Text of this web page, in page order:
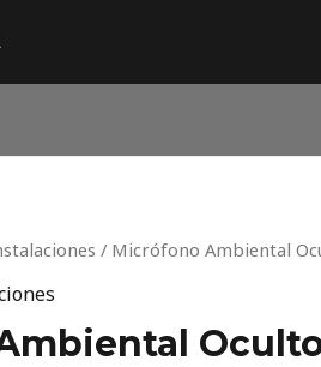
/ Micrófono Ambiental
Current
price
is:
3.588ARS.